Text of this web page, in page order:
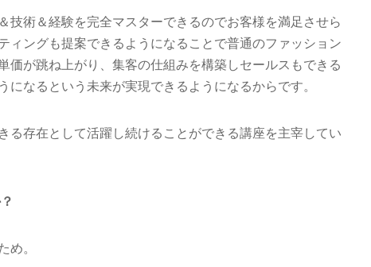
技術＆経験を完全マスターできるのでお客様を満足させら
ィングも提案できるようになることで普通のファッション
価が跳ね上がり、集客の仕組みを構築しセールスもできる
なるという未来が実現できるようになるからです。
る存在として活躍し続けることができる講座を主宰してい
め。